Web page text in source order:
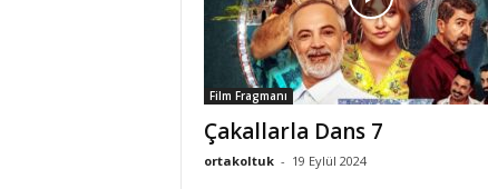
o
l
t
u
Film Fragmanı
Çakallarla Dans 7
ortakoltuk - 19 Eylül 2024